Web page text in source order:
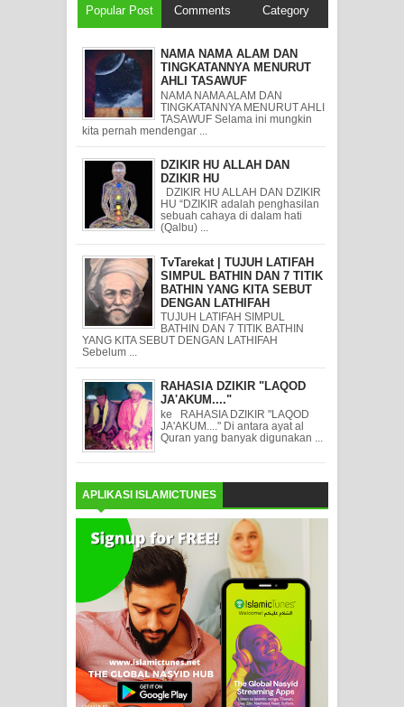
Popular Post Comments Category
NAMA NAMA ALAM DAN
TINGKATANNYA MENURUT
AHLI TASAWUF
NAMA NAMA ALAM DAN
TINGKATANNYA MENURUT AHLI
TASAWUF Selama ini mungkin
kita pernah mendengar ...
DZIKIR HU ALLAH DAN
DZIKIR HU
DZIKIR HU ALLAH DAN DZIKIR
HU “DZIKIR adalah penghasilan
sebuah cahaya di dalam hati
(Qalbu) ...
TvTarekat | TUJUH LATIFAH
SIMPUL BATHIN DAN 7 TITIK
BATHIN YANG KITA SEBUT
DENGAN LATHIFAH
TUJUH LATIFAH SIMPUL
BATHIN DAN 7 TITIK BATHIN
YANG KITA SEBUT DENGAN LATHIFAH
Sebelum ...
RAHASIA DZIKIR "LAQOD
JA'AKUM...."
ke RAHASIA DZIKIR "LAQOD
JA'AKUM...." Di antara ayat al
Quran yang banyak digunakan ...
APLIKASI ISLAMICTUNES